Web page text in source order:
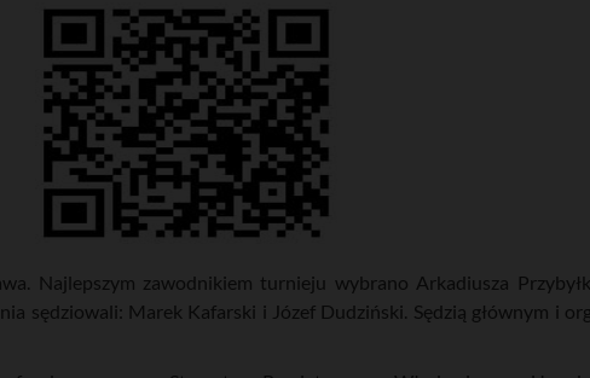
Najlepszym zawodnikiem turnieju wybrano Arkadiusza
sędziowali: Marek Kafarski i Józef Dudziński. Sędzią głównym i